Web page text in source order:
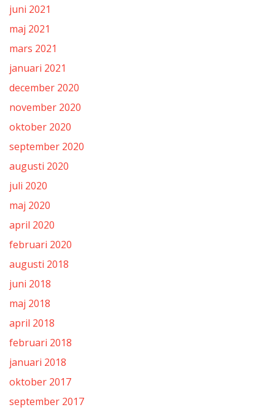
juni 2021
maj 2021
mars 2021
januari 2021
december 2020
november 2020
oktober 2020
september 2020
augusti 2020
juli 2020
maj 2020
april 2020
februari 2020
augusti 2018
juni 2018
maj 2018
april 2018
februari 2018
januari 2018
oktober 2017
september 2017